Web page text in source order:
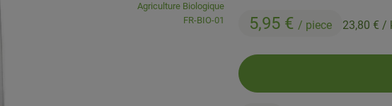
5,95 € / piece 23,80 € /
Agriculture Biologique
, Autorité de contrôle:
FR-BIO-01